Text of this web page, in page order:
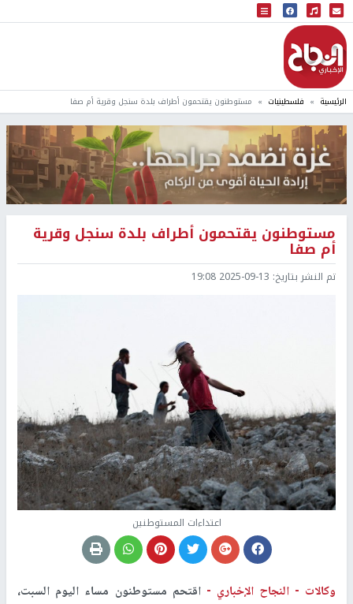
البث المباشر
إذاعة النجاح
الرئيسية فلسطينيات مستوطنون يقتحمون أطراف بلدة سنجل وقرية أم صفا
مستوطنون يقتحمون أطراف بلدة سنجل وقرية
أم صفا
تم النشر بتاريخ: 2025-09-13 19:08
اعتداءات المستوطنين
وكالات -النجاح الإخباري -اقتحم مستوطنون مساء اليوم السبت،